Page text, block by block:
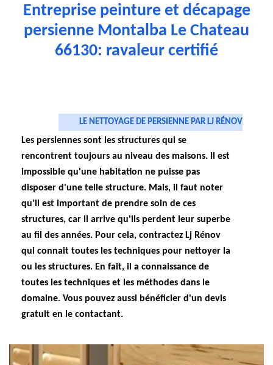
Entreprise peinture et décapage
persienne Montalba Le Chateau
66130: ravaleur certifié
LE NETTOYAGE DE PERSIENNE PAR LJ RÉNOV
Les persiennes sont les structures qui se
rencontrent toujours au niveau des maisons. Il est
impossible qu'une habitation ne puisse pas
disposer d'une telle structure. Mais, il faut noter
qu'il est important de prendre soin de ces
structures, car il arrive qu'ils perdent leur superbe
au fil des années. Pour cela, contractez Lj Rénov
qui connait toutes les techniques pour nettoyer la
ou les structures. En fait, il a connaissance de
toutes les techniques et les méthodes dans le
domaine. Vous pouvez aussi bénéficier d'un devis
gratuit en le contactant.